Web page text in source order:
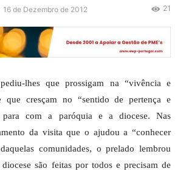
16 de Dezembro de 2012 21
lhes que prossigam na “vivência e
que cresçam no “sentido de pertença e
para com a paróquia e a diocese. Nas
da visita que o ajudou a “conhecer
comunidades, o prelado lembrou
são feitas por todos e precisam de